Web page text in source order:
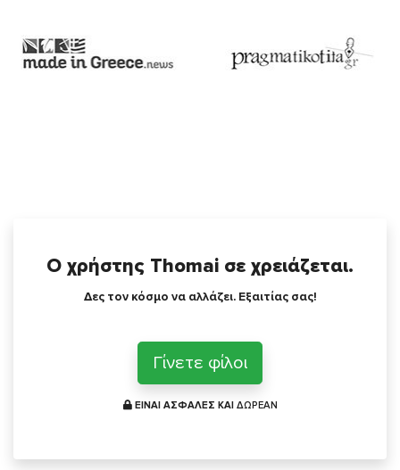
Ο χρήστης Thomai σε χρειάζεται.
Δες τον κόσμο να αλλάζει. Εξαιτίας σας!
Γίνετε φίλοι
ΕΙΝΑΙ ΑΣΦΑΛΕΣ ΚΑΙ ΔΩΡΕΑΝ